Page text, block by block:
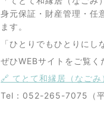
身元保証・財産管理・任
ます。
「ひとりでもひとりに
ぜひWEBサイトをご覧く
🔗 てとて和縁居（なごみ
Tel：052-265-7075（